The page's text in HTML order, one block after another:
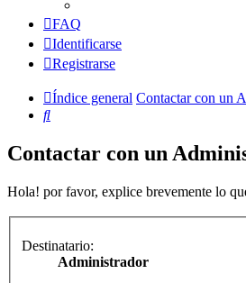
FAQ
Identificarse
Registrarse
Índice general Contactar con un
Buscar
Contactar con un
Hola! por favor, explice brevemente lo
Destinatario:
Administrador